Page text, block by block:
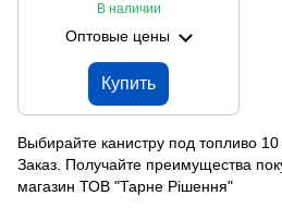
В наличии
Оптовые цены
Купить
Выбирайте канистру под топливо
Заказ. Получайте преимущества
магазин ТОВ "Тарне Рішення"